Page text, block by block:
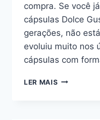
compra. Se você
cápsulas Dolce
gerações, não
evoluiu muito nos
cápsulas com
LER MAIS CÁPSULAS